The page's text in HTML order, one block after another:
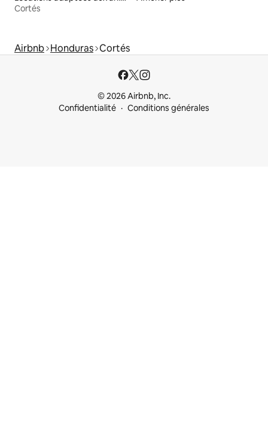
Cortés
Airbnb Honduras Cortés
© 2026 Airbnb, Inc.
Confidentialité
Conditions générales